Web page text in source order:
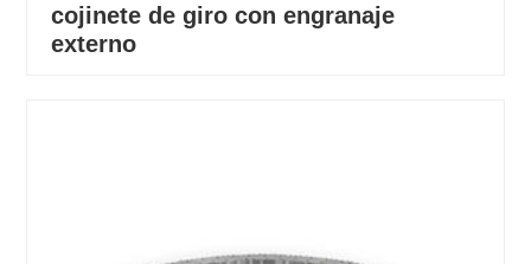
cojinete de giro con engranaje
externo